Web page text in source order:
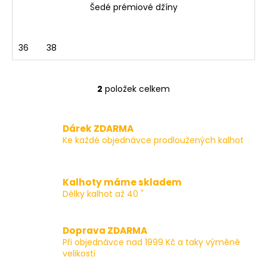
Šedé prémiové džíny
36 38
O
á
d
í
p
v
k
2 položek celkem
Dárek ZDARMA
Ke každé objednávce prodloužených kalhot
Kalhoty máme skladem
Délky kalhot až 40 "
Doprava ZDARMA
Při objednávce nad 1999 Kč a taky výměně
velikosti